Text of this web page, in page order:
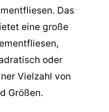
Das
eine große
oder
Vielzahl von
Größen.